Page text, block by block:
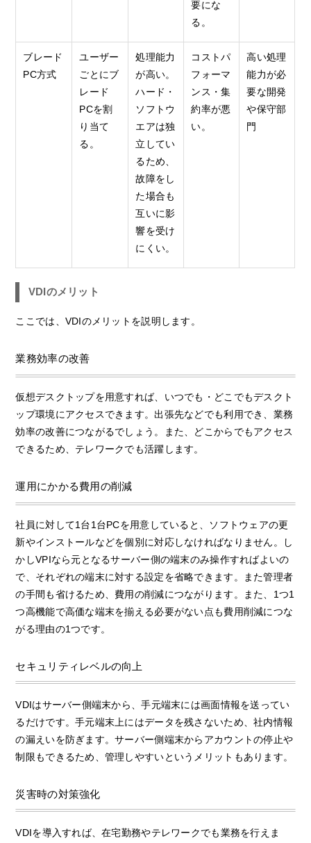
要にな
る。
ブレード
PC方式
ユーザー
ごとにブ
レード
PCを割
り当て
る。
処理能力
が高い。
ハード・
ソフトウ
エアは独
立してい
るため、
故障をし
た場合も
互いに影
響を受け
にくい。
コストパ
フォーマ
ンス・集
約率が悪
い。
高い処理
能力が必
要な開発
や保守部
門
VDIのメリット
ここでは、VDIのメリットを説明します。
業務効率の改善
仮想デスクトップを用意すれば、いつでも・どこでもデスクト
ップ環境にアクセスできます。出張先などでも利用でき、業務
効率の改善につながるでしょう。また、どこからでもアクセス
できるため、テレワークでも活躍します。
運用にかかる費用の削減
社員に対して1台1台PCを用意していると、ソフトウェアの更
新やインストールなどを個別に対応しなければなりません。し
かしVPIなら元となるサーバー側の端末のみ操作すればよいの
で、それぞれの端末に対する設定を省略できます。また管理者
の手間も省けるため、費用の削減につながります。また、1つ1
つ高機能で高価な端末を揃える必要がない点も費用削減につな
がる理由の1つです。
セキュリティレベルの向上
VDIはサーバー側端末から、手元端末には画面情報を送ってい
るだけです。手元端末上にはデータを残さないため、社内情報
の漏えいを防ぎます。サーバー側端末からアカウントの停止や
制限もできるため、管理しやすいというメリットもあります。
災害時の対策強化
VDIを導入すれば、在宅勤務やテレワークでも業務を行えま